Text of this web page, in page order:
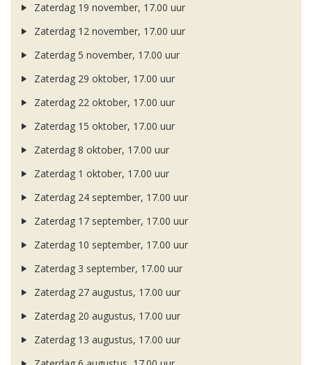
Zaterdag 19 november, 17.00 uur
Zaterdag 12 november, 17.00 uur
Zaterdag 5 november, 17.00 uur
Zaterdag 29 oktober, 17.00 uur
Zaterdag 22 oktober, 17.00 uur
Zaterdag 15 oktober, 17.00 uur
Zaterdag 8 oktober, 17.00 uur
Zaterdag 1 oktober, 17.00 uur
Zaterdag 24 september, 17.00 uur
Zaterdag 17 september, 17.00 uur
Zaterdag 10 september, 17.00 uur
Zaterdag 3 september, 17.00 uur
Zaterdag 27 augustus, 17.00 uur
Zaterdag 20 augustus, 17.00 uur
Zaterdag 13 augustus, 17.00 uur